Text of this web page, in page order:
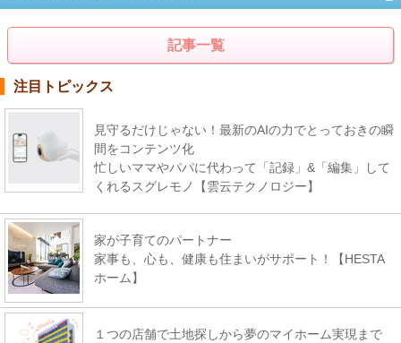
記事一覧
注目トピックス
見守るだけじゃない！最新のAIの力でとっておきの瞬
間をコンテンツ化
忙しいママやパパに代わって「記録」&「編集」して
くれるスグレモノ【雲云テクノロジー】
家が子育てのパートナー
家事も、心も、健康も住まいがサポート！【HESTA
ホーム】
１つの店舗で土地探しから夢のマイホーム実現まで